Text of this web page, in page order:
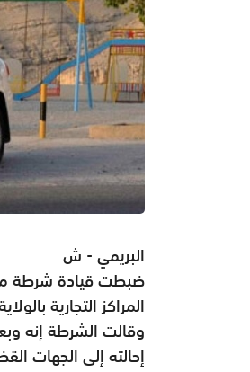
البريمي - ش
ضبطت قيادة شرطة
المراكز التجارية
وقالت الشرطة إنه
إحالته إلى الجهات